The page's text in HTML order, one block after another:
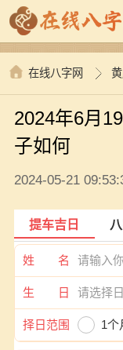
在线八字网
2024年6月
子如何
2024-05-21
提车吉日
姓 名
生 日
择日范围 1个